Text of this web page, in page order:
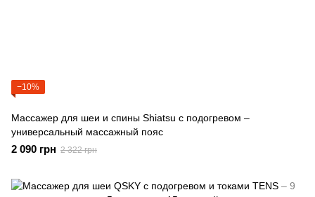
−10%
Массажер для шеи и спины Shiatsu с подогревом –
универсальный массажный пояс
2 090 грн 2 322 грн